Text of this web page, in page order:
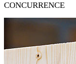
CONCURRENCE